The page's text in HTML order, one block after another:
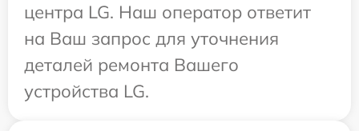
центра LG. Наш оператор ответит
на Ваш запрос для уточнения
деталей ремонта Вашего
устройства LG.